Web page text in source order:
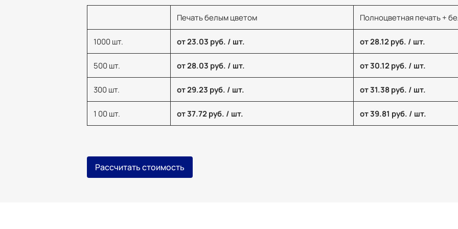
Печать белым цветом Полноцветная печать +
1000 шт. от 23.03 руб. / шт. от 28.12 руб. / шт.
500 шт. от 28.03 руб. / шт. от 30.12 руб. / шт.
300 шт. от 29.23 руб. / шт. от 31.38 руб. / шт.
1 00 шт. от 37.72 руб. / шт. от 39.81 руб. / шт.
Рассчитать стоимость